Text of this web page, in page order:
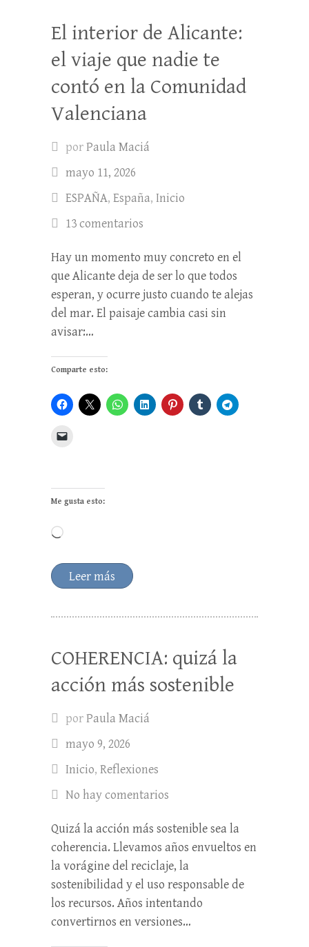
El interior de Alicante:
el viaje que nadie te
contó en la Comunidad
Valenciana
porPaula Maciá
mayo 11, 2026
ESPAÑA, España, Inicio
13 comentarios
Hay un momento muy concreto en el
que Alicante deja de ser lo que todos
esperan, y ocurre justo cuando te alejas
del mar. El paisaje cambia casi sin
avisar:…
Comparte esto:
Me gusta esto:
Cargando...
Leer más
COHERENCIA: quizá la
acción más sostenible
porPaula Maciá
mayo 9, 2026
Inicio, Reflexiones
No hay comentarios
Quizá la acción más sostenible sea la
coherencia. Llevamos años envueltos en
la vorágine del reciclaje, la
sostenibilidad y el uso responsable de
los recursos. Años intentando
convertirnos en versiones…